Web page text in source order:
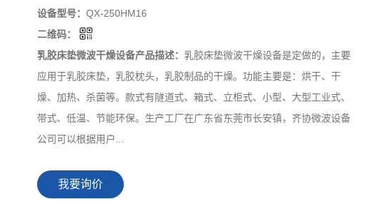
设备型号： QX-250HM16
二维码：
乳胶床垫微波干燥设备产品描述： 乳胶床垫微波干燥设备是定做的，主要
应用于乳胶床垫，乳胶枕头，乳胶制品的干燥。功能主要是：烘干、干
燥、加热、杀菌等。款式有隧道式、箱式、立柜式、小型、大型工业式、
带式、低温、节能环保。生产工厂在广东省东莞市长安镇，齐协微波设备
公司可以根据用户...
我要询价